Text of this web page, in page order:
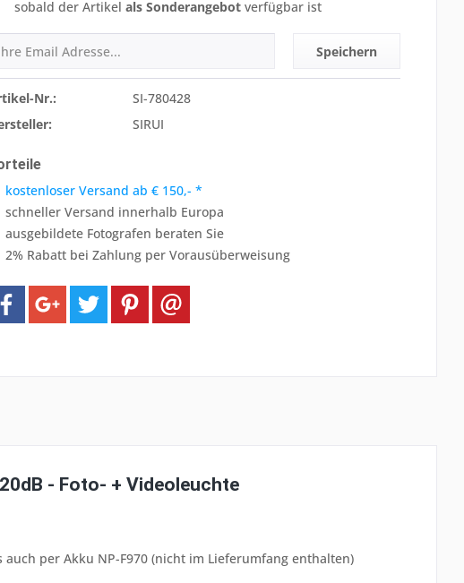
sobald der Artikel als Sonderangebotverfügbar ist
Speichern
Nr.:
SI-780428
SIRUI
kostenloser Versand ab € 150,- *
schneller Versand innerhalb Europa
ausgebildete Fotografen beraten Sie
2% Rabatt bei Zahlung per Vorausüberweisung
- Foto- + Videoleuchte
per Akku NP-F970 (nicht im Lieferumfang enthalten)